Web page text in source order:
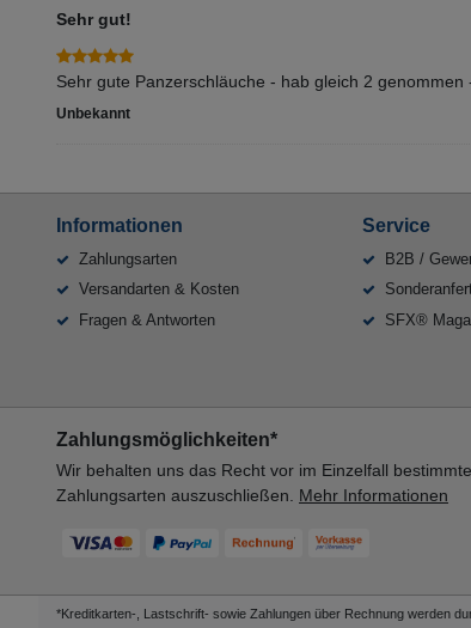
Sehr gut!
Sehr gute Panzerschläuche - hab gleich 2
Unbekannt
Informationen
Zahlungsarten
Versandarten & Kosten
Fragen & Antworten
Service
B2B /
SFX®
Zahlungsmöglichkeiten*
Wir behalten uns das Recht vor im Einzelfall bestimmte
Zahlungsarten auszuschließen. Mehr Informationen
*Kreditkarten-, Lastschrift- sowie Zahlungen über Rechnung werden